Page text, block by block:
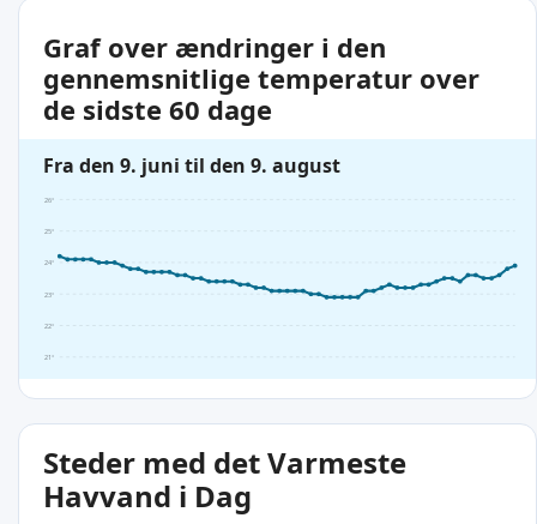
Graf over ændringer i den
gennemsnitlige temperatur over
de sidste 60 dage
Fra den 9. juni til den 9. august
21°
22°
23°
24°
25°
26°
Steder med det Varmeste
Havvand i Dag